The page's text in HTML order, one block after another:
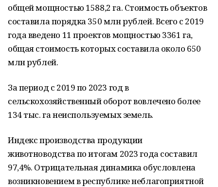
общей мощностью 1588,2 га. Стоимость объектов
составила порядка 350 млн рублей. Всего с 2019
года введено 11 проектов мощностью 3361 га,
общая стоимость которых составила около 650
млн рублей.
За период с 2019 по 2023 год в
сельскохозяйственный оборот вовлечено более
134 тыс. га неиспользуемых земель.
Индекс производства продукции
животноводства по итогам 2023 года составил
97,4%. Отрицательная динамика обусловлена
возникновением в республике неблагоприятной